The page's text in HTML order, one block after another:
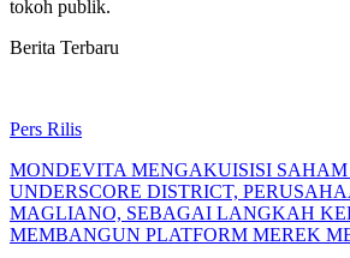
tokoh publik.
Berita Terbaru
Pers Rilis
MONDEVITA MENGAKUISISI
UNDERSCORE DISTRICT,
MAGLIANO, SEBAGAI LANGKAH
MEMBANGUN PLATFORM MEREK